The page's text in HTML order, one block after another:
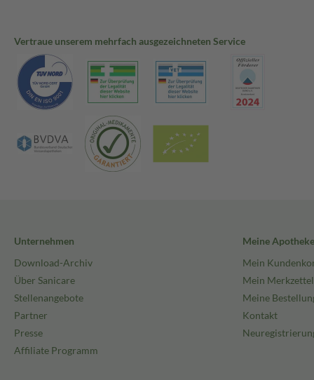
Vertraue unserem mehrfach ausgezeichneten Service
Unternehmen
Download-Archiv
Über Sanicare
Stellenangebote
Partner
Presse
Affiliate Programm
Meine Apotheke
Mein
Mein Merkzettel
Meine
Kontakt